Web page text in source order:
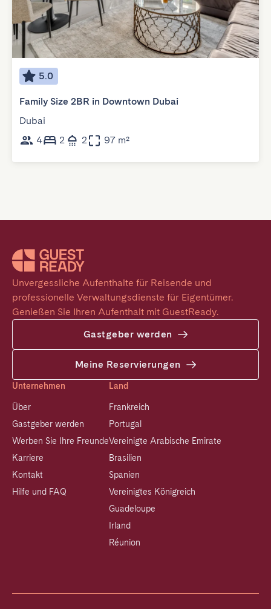
5.0
Family Size 2BR in Downtown Dubai
Dubai
4
2 2 97 m²
Unvergessliche Aufenthalte für Reisende und
professionelle Verwaltungsdienste für Eigentümer.
Genießen Sie Ihren Aufenthalt mit GuestReady.
Gastgeber werden
Meine Reservierungen
Unternehmen
Über
Gastgeber werden
Werben Sie Ihre Freunde
Karriere
Kontakt
Hilfe und FAQ
Land
Frankreich
Portugal
Vereinigte Arabische Emirate
Brasilien
Spanien
Vereinigtes Königreich
Guadeloupe
Irland
Réunion